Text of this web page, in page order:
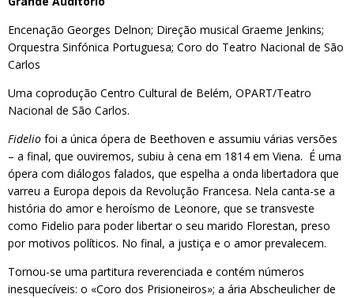
Encenação Georges Delnon; Direção musical Graeme Jenkins;
Orquestra Sinfónica Portuguesa; Coro do Teatro Nacional de São
Carlos
Uma coprodução Centro Cultural de Belém, OPART/Teatro
Nacional de São Carlos.
Fidelio foi a única ópera de Beethoven e assumiu várias versões
– a final, que ouviremos, subiu à cena em 1814 em Viena. É uma
ópera com diálogos falados, que espelha a onda libertadora que
varreu a Europa depois da Revolução Francesa. Nela canta-se a
história do amor e heroísmo de Leonore, que se transveste
como Fidelio para poder libertar o seu marido Florestan, preso
por motivos políticos. No final, a justiça e o amor prevalecem.
Tornou-se uma partitura reverenciada e contém números
inesquecíveis: o «Coro dos Prisioneiros»; a ária Abscheulicher de